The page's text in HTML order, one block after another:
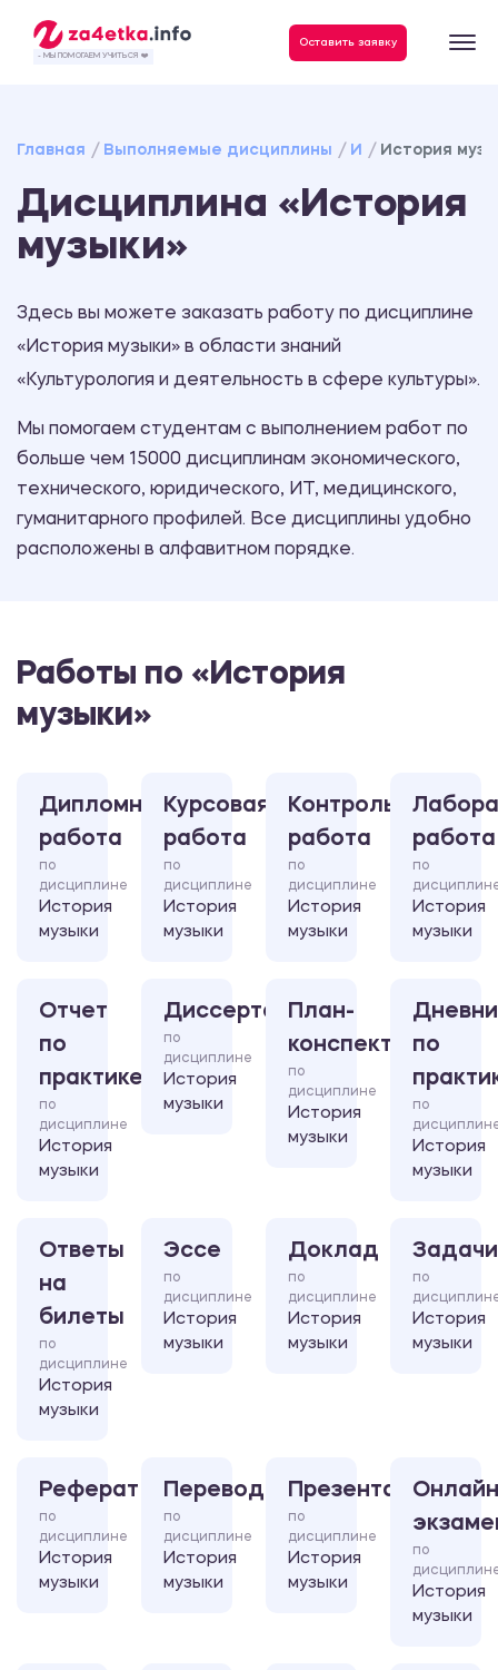
- МЫ ПОМОГАЕМ УЧИТЬСЯ ❤️
Оставить заявку
Главная Выполняемые дисциплины И История
Дисциплина «История
музыки»
Здесь вы можете заказать работу по дисциплине
«История музыки» в области знаний
«Культурология и деятельность в сфере культуры».
Мы помогаем студентам с выполнением работ по
больше чем 15000 дисциплинам экономического,
технического, юридического, ИТ, медицинского,
гуманитарного профилей. Все дисциплины удобно
расположены в алфавитном порядке.
Работы по «История
музыки»
Дипломная
работа
по
дисциплине
История
музыки
Курсовая
работа
по
дисциплине
История
музыки
Контрольная
работа
по
дисциплине
История
музыки
работа
по
История
музыки
Отчет
по
практике
по
дисциплине
История
музыки
Диссертация
по
дисциплине
История
музыки
План-
конспект
по
дисциплине
История
музыки
по
по
История
музыки
Ответы
на
билеты
по
дисциплине
История
музыки
Эссе
по
дисциплине
История
музыки
Доклад
по
дисциплине
История
музыки
Задачи
по
История
музыки
Реферат
по
дисциплине
История
музыки
Перевод
по
дисциплине
История
музыки
Презентация
по
дисциплине
История
музыки
по
История
музыки